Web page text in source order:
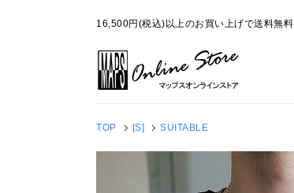
16,500円(税込)以上のお買い上げで送料無料
TOP [S] SUITABLE